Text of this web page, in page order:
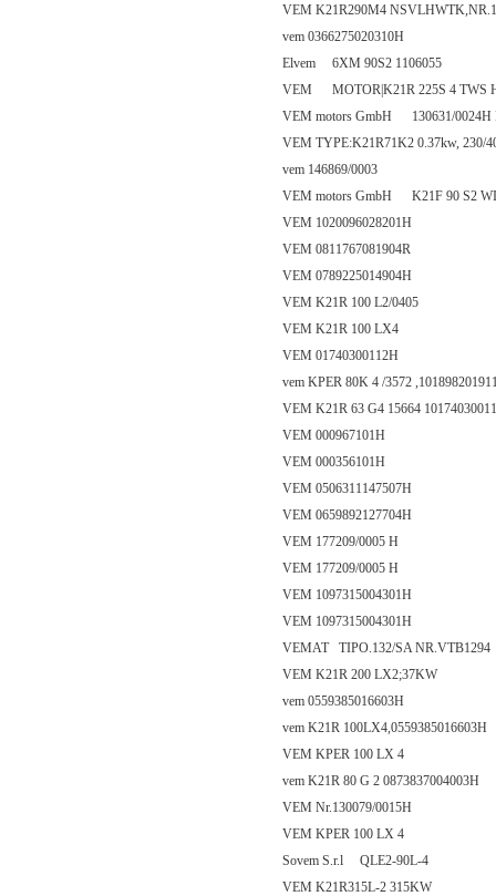
VEM K21R290M4
vem 0366275020310H
Elvem 6XM 90S2 1106055
VEM MOTOR|K21R 225S 4 TWS
VEM motors GmbH 130631/0024H
VEM TYPE:K21R71K2 0.37kw, 230/
vem 146869/0003
VEM motors GmbH K21F 90 S2
VEM 1020096028201H
VEM 0811767081904R
VEM 0789225014904H
VEM K21R 100 L2/0405
VEM K21R 100 LX4
VEM 01740300112H
vem KPER 80K 4 /3572
VEM K21R 63 G4 15664
VEM 000967101H
VEM 000356101H
VEM 0506311147507H
VEM 0659892127704H
VEM 177209/0005 H
VEM 177209/0005 H
VEM 1097315004301H
VEM 1097315004301H
VEMAT TIPO.132/SA NR.VTB1294
VEM K21R 200 LX2;37KW
vem 0559385016603H
vem K21R 100LX4,0559385016603H
VEM KPER 100 LX 4
vem K21R 80 G 2 0873837004003H
VEM Nr.130079/0015H
VEM KPER 100 LX 4
Sovem S.r.l QLE2-90L-4
VEM K21R315L-2 315KW